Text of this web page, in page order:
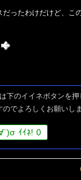
ったわけだけど、こ
下のイイネボタンを押
でよろしくお願いし
σ ｲｲﾈ! 0